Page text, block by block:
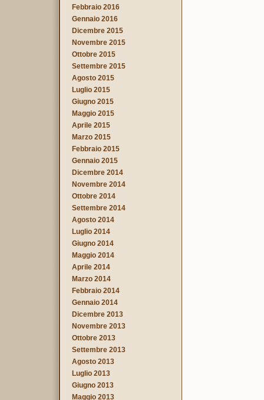
Febbraio 2016
Gennaio 2016
Dicembre 2015
Novembre 2015
Ottobre 2015
Settembre 2015
Agosto 2015
Luglio 2015
Giugno 2015
Maggio 2015
Aprile 2015
Marzo 2015
Febbraio 2015
Gennaio 2015
Dicembre 2014
Novembre 2014
Ottobre 2014
Settembre 2014
Agosto 2014
Luglio 2014
Giugno 2014
Maggio 2014
Aprile 2014
Marzo 2014
Febbraio 2014
Gennaio 2014
Dicembre 2013
Novembre 2013
Ottobre 2013
Settembre 2013
Agosto 2013
Luglio 2013
Giugno 2013
Maggio 2013